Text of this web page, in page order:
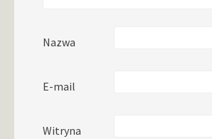
Nazwa
E-mail
Witryna